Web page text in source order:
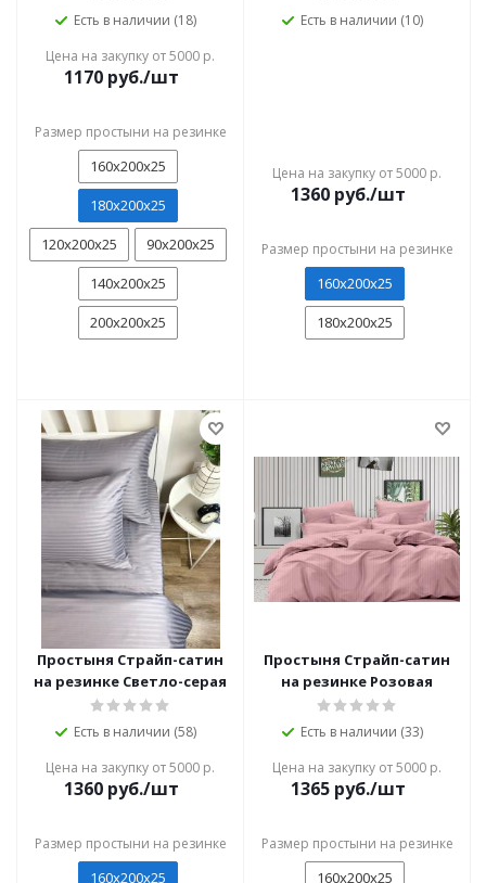
Есть в наличии (18)
Цена на закупку от 5000 р.
1170 руб./шт
Размер простыни на резинке
160х200х25
180x200x25
120х200х25
90х200х25
140х200х25
200х200х25
Есть в наличии (10)
Цена на закупку от 5000 р.
1360 руб./шт
Размер простыни на резинке
160х200х25
180x200x25
Простыня Страйп-сатин
на резинке Светло-серая
Есть в наличии (58)
Цена на закупку от 5000 р.
1360 руб./шт
Размер простыни на резинке
160х200х25
Простыня Страйп-сатин
на резинке Розовая
Есть в наличии (33)
Цена на закупку от 5000 р.
1365 руб./шт
Размер простыни на резинке
160х200х25